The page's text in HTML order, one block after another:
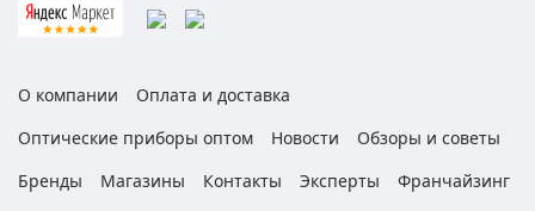
О компании
Оплата и доставка
Оптические приборы оптом
Новости
Обзоры и советы
Бренды
Магазины Контакты Эксперты
Франчайзинг